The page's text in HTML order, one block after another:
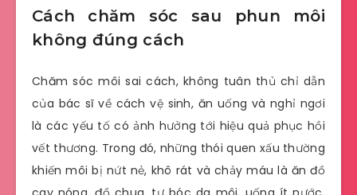
Cách chăm sóc sau phun môi
không đúng cách
Chăm sóc môi sai cách, không tuân thủ chỉ dẫn
của bác sĩ về cách vệ sinh, ăn uống và nghỉ ngơi
là các yếu tố có ảnh hưởng tới hiệu quả phục hồi
vết thương. Trong đó, những thói quen xấu thường
khiến môi bị nứt nẻ, khô rát và chảy máu là ăn đồ